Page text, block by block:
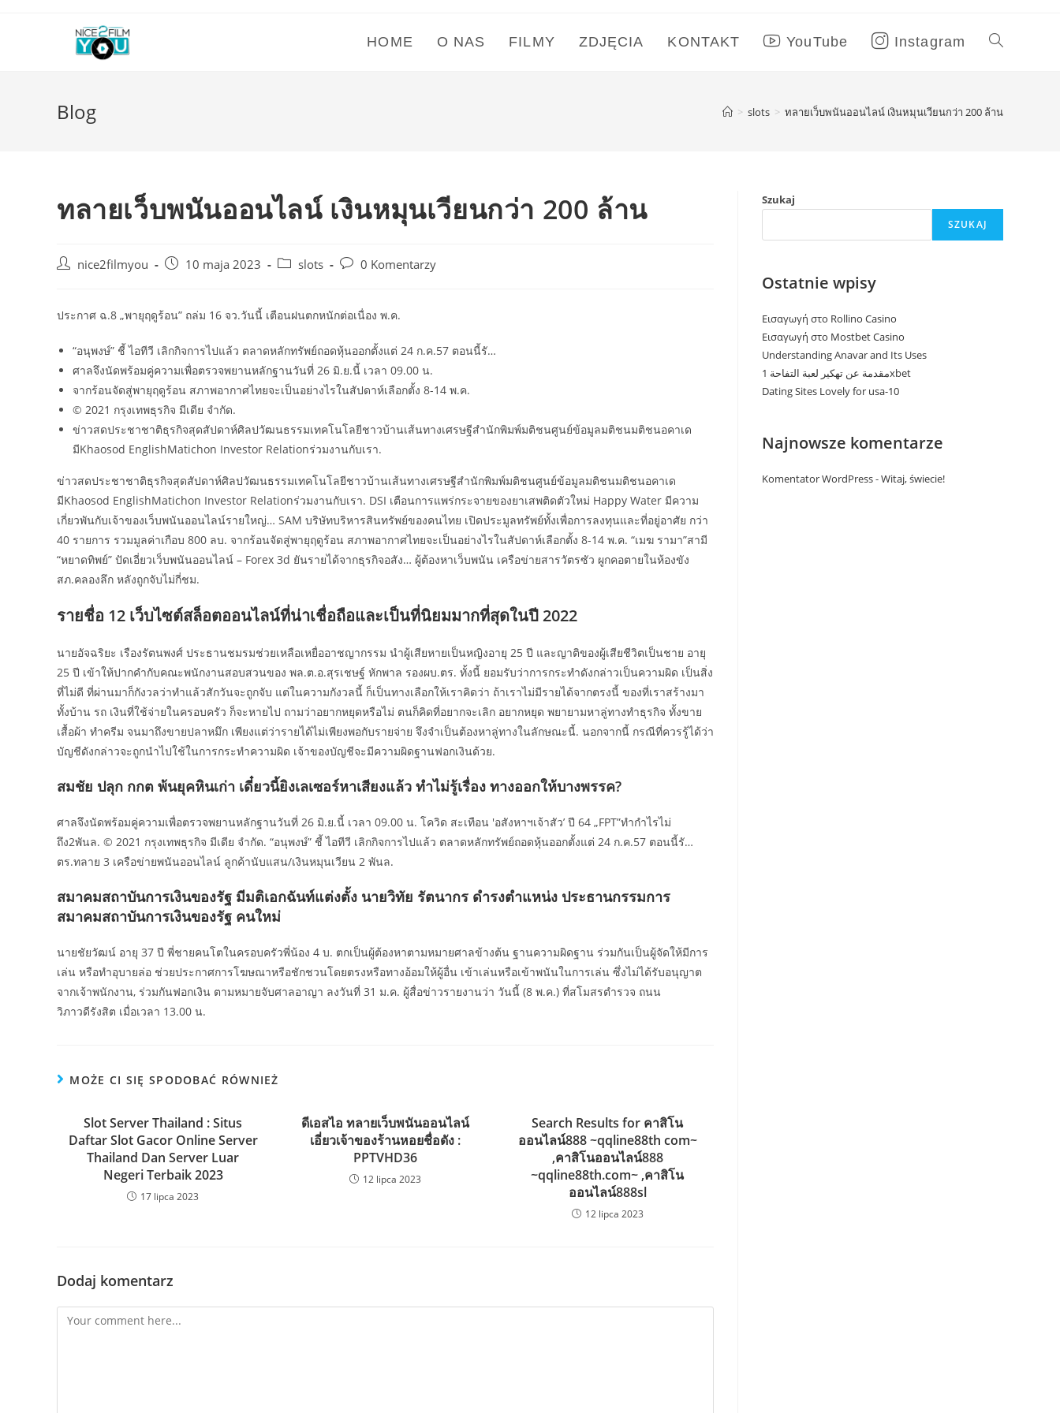
HOME O NAS FILMY ZDJĘCIA KONTAKT YouTube Instagram
Blog > slots > ทลายเว็บพนันออนไลน์ เงินหมุนเวียนกว่า 200 ล้าน
ทลายเว็บพนันออนไลน์ เงินหมุนเวียนกว่า 200 ล้าน
Post nice2filmyou
Post 10 maja 2023
Post slots
Post0 Komentarzy
ประกาศ ฉ.8 „พายุฤดูร้อน” ถล่ม 16 จว.วันนี้ เตือนฝนตกหนักต่อเนื่อง พ.ค.
“อนุพงษ์” ชี้ ไอทีวี เลิกกิจการไปแล้ว ตลาดหลักทรัพย์ถอดหุ้นออกตั้งแต่ 24 ก.ค.57 ตอนนี้รั…
ศาลจึงนัดพร้อมคู่ความเพื่อตรวจพยานหลักฐานวันที่ 26 มิ.ย.นี้ เวลา 09.00 น.
จากร้อนจัดสู่พายุฤดูร้อน สภาพอากาศไทยจะเป็นอย่างไรในสัปดาห์เลือกตั้ง 8-14 พ.ค.
© 2021 กรุงเทพธุรกิจ มีเดีย จำกัด.
ข่าวสดประชาชาติธุรกิจสุดสัปดาห์ศิลปวัฒนธรรมเทคโนโลยีชาวบ้านเส้นทางเศรษฐีสำนักพิมพ์มติชนศูนย์ข้อมูลมติชนมติชนอคาเด
มีKhaosod EnglishMatichon Investor Relationร่วมงานกับเรา.
ข่าวสดประชาชาติธุรกิจสุดสัปดาห์ศิลปวัฒนธรรมเทคโนโลยีชาวบ้านเส้นทางเศรษฐีสำนักพิมพ์มติชนศูนย์ข้อมูลมติชนมติชนอคาเด
มีKhaosod EnglishMatichon Investor Relationร่วมงานกับเรา. DSI เตือนการแพร่กระจายของยาเสพติดตัวใหม่ Happy Water มีความ
เกี่ยวพันกับเจ้าของเว็บพนันออนไลน์รายใหญ่… SAM บริษัทบริหารสินทรัพย์ของคนไทย เปิดประมูลทรัพย์ทั้งเพื่อการลงทุนและที่อยู่อาศัย กว่า
40 รายการ รวมมูลค่าเกือบ 800 ลบ. จากร้อนจัดสู่พายุฤดูร้อน สภาพอากาศไทยจะเป็นอย่างไรในสัปดาห์เลือกตั้ง 8-14 พ.ค. “เมฆ รามา”สามี
“หยาดทิพย์” ปัดเอี่ยวเว็บพนันออนไลน์ – Forex 3d ยันรายได้จากธุรกิจอสัง… ผู้ต้องหาเว็บพนัน เครือข่ายสารวัตรซัว ผูกคอตายในห้องขัง
สภ.คลองลึก หลังถูกจับไม่กี่ชม.
รายชื่อ 12 เว็บไซต์สล็อตออนไลน์ที่น่าเชื่อถือและเป็นที่นิยมมากที่สุดในปี 2022
นายอัจฉริยะ เรืองรัตนพงศ์ ประธานชมรมช่วยเหลือเหยื่ออาชญากรรม นำผู้เสียหายเป็นหญิงอายุ 25 ปี และญาติของผู้เสียชีวิตเป็นชาย อายุ
25 ปี เข้าให้ปากคำกับคณะพนักงานสอบสวนของ พล.ต.อ.สุรเชษฐ์ หักพาล รองผบ.ตร. ทั้งนี้ ยอมรับว่าการกระทำดังกล่าวเป็นความผิด เป็นสิ่ง
ที่ไม่ดี ที่ผ่านมาก็กังวลว่าทำแล้วสักวันจะถูกจับ แต่ในความกังวลนี้ ก็เป็นทางเลือกให้เราคิดว่า ถ้าเราไม่มีรายได้จากตรงนี้ ของที่เราสร้างมา
ทั้งบ้าน รถ เงินที่ใช้จ่ายในครอบครัว ก็จะหายไป ถามว่าอยากหยุดหรือไม่ ตนก็คิดที่อยากจะเลิก อยากหยุด พยายามหาลู่ทางทำธุรกิจ ทั้งขาย
เสื้อผ้า ทำครีม จนมาถึงขายปลาหมึก เพียงแต่ว่ารายได้ไม่เพียงพอกับรายจ่าย จึงจำเป็นต้องหาลู่ทางในลักษณะนี้. นอกจากนี้ กรณีที่ควรรู้ได้ว่า
บัญชีดังกล่าวจะถูกนำไปใช้ในการกระทำความผิด เจ้าของบัญชีจะมีความผิดฐานฟอกเงินด้วย.
สมชัย ปลุก กกต พ้นยุคหินเก่า เดี๋ยวนี้ยิงเลเซอร์หาเสียงแล้ว ทำไม่รู้เรื่อง ทางออกให้บางพรรค?
ศาลจึงนัดพร้อมคู่ความเพื่อตรวจพยานหลักฐานวันที่ 26 มิ.ย.นี้ เวลา 09.00 น. โควิด สะเทือน 'อสังหาฯเจ้าสัว’ ปี 64 „FPT”ทำกำไรไม่
ถึง2พันล. © 2021 กรุงเทพธุรกิจ มีเดีย จำกัด. “อนุพงษ์” ชี้ ไอทีวี เลิกกิจการไปแล้ว ตลาดหลักทรัพย์ถอดหุ้นออกตั้งแต่ 24 ก.ค.57 ตอนนี้รั…
ตร.ทลาย 3 เครือข่ายพนันออนไลน์ ลูกค้านับแสน/เงินหมุนเวียน 2 พันล.
สมาคมสถาบันการเงินของรัฐ มีมติเอกฉันท์แต่งตั้ง นายวิทัย รัตนากร ดำรงตำแหน่ง ประธานกรรมการ
สมาคมสถาบันการเงินของรัฐ คนใหม่
นายชัยวัฒน์ อายุ 37 ปี พี่ชายคนโตในครอบครัวพี่น้อง 4 บ. ตกเป็นผู้ต้องหาตามหมายศาลข้างต้น ฐานความผิดฐาน ร่วมกันเป็นผู้จัดให้มีการ
เล่น หรือทำอุบายล่อ ช่วยประกาศการโฆษณาหรือชักชวนโดยตรงหรือทางอ้อมให้ผู้อื่น เข้าเล่นหรือเข้าพนันในการเล่น ซึ่งไม่ได้รับอนุญาต
จากเจ้าพนักงาน, ร่วมกันฟอกเงิน ตามหมายจับศาลอาญา ลงวันที่ 31 ม.ค. ผู้สื่อข่าวรายงานว่า วันนี้ (8 พ.ค.) ที่สโมสรตำรวจ ถนน
วิภาวดีรังสิต เมื่อเวลา 13.00 น.
MOŻE CI SIĘ SPODOBAĆ RÓWNIEŻ
Slot Server Thailand : Situs
Daftar Slot Gacor Online Server
Thailand Dan Server Luar
Negeri Terbaik 2023
17 lipca 2023
ดีเอสไอ ทลายเว็บพนันออนไลน์
เอี่ยวเจ้าของร้านหอยชื่อดัง :
PPTVHD36
12 lipca 2023
Search Results for คาสิโน
ออนไลน์888 ~qqline88th com~
,คาสิโนออนไลน์888
~qqline88th.com~ ,คาสิโน
ออนไลน์888sl
12 lipca 2023
Dodaj komentarz
Comment
Szukaj
SZUKAJ
Ostatnie wpisy
Εισαγωγή στο Rollino Casino
Εισαγωγή στο Mostbet Casino
Understanding Anavar and Its Uses
مقدمة عن تهكير لعبة التفاحة 1xbet
Dating Sites Lovely for usa-10
Najnowsze komentarze
Komentator WordPress-Witaj, świecie!